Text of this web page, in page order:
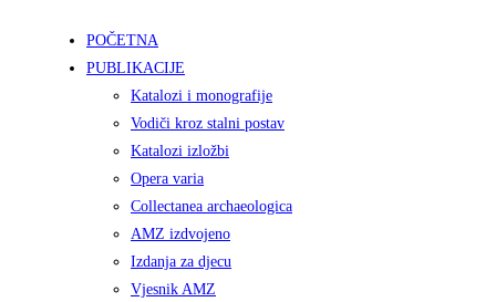
POČETNA
PUBLIKACIJE
Katalozi i monografije
Vodiči kroz stalni postav
Katalozi izložbi
Opera varia
Collectanea archaeologica
AMZ izdvojeno
Izdanja za djecu
Vjesnik AMZ